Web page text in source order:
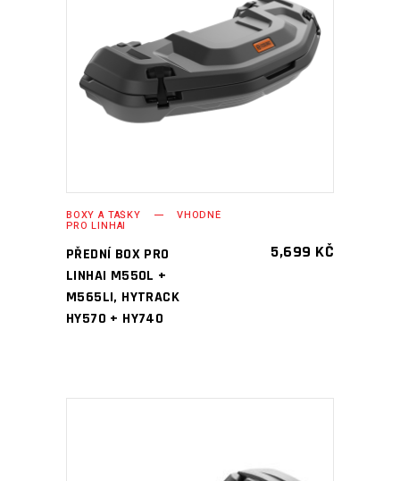
PŘIDAT DO KOŠÍKU
BOXY A TAŠKY VHODNÉ
PRO LINHAI
PŘEDNÍ BOX PRO
LINHAI M550L +
M565LI, HYTRACK
HY570 + HY740
5,699 KČ